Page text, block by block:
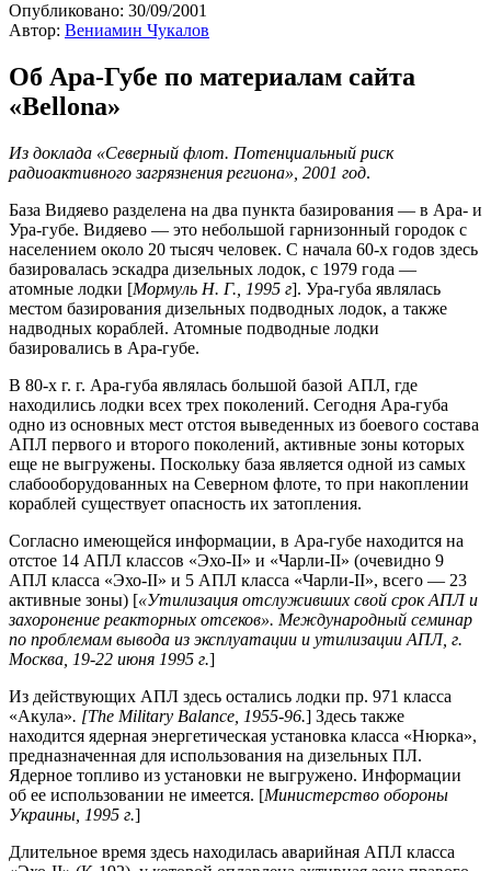
Опубликовано: 30/09/2001
Автор: Вениамин Чукалов
Об Ара-Губе по материалам сайта
«Bellona»
Из доклада «Северный флот. Потенциальный риск
радиоактивного загрязнения региона», 2001 год.
База Видяево разделена на два пункта базирования — в Ара- и
Ура-губе. Видяево — это небольшой гарнизонный городок с
населением около 20 тысяч человек. С начала 60-х годов здесь
базировалась эскадра дизельных лодок, с 1979 года —
атомные лодки [Мормуль Н. Г., 1995 г]. Ура-губа являлась
местом базирования дизельных подводных лодок, а также
надводных кораблей. Атомные подводные лодки
базировались в Ара-губе.
В 80-х г. г. Ара-губа являлась большой базой АПЛ, где
находились лодки всех трех поколений. Сегодня Ара-губа
одно из основных мест отстоя выведенных из боевого состава
АПЛ первого и второго поколений, активные зоны которых
еще не выгружены. Поскольку база является одной из самых
слабооборудованных на Северном флоте, то при накоплении
кораблей существует опасность их затопления.
Согласно имеющейся информации, в Ара-губе находится на
отстое 14 АПЛ классов «Эхо-II» и «Чарли-II» (очевидно 9
АПЛ класса «Эхо-II» и 5 АПЛ класса «Чарли-II», всего — 23
активные зоны) [«Утилизация отслуживших свой срок АПЛ и
захоронение реакторных отсеков». Международный семинар
по проблемам вывода из эксплуатации и утилизации АПЛ, г.
Москва, 19-22 июня 1995 г.]
Из действующих АПЛ здесь остались лодки пр. 971 класса
«Акула». [The Military Balance, 1955-96.] Здесь также
находится ядерная энергетическая установка класса «Нюрка»,
предназначенная для использования на дизельных ПЛ.
Ядерное топливо из установки не выгружено. Информации
об ее использовании не имеется. [Министерство обороны
Украины, 1995 г.]
Длительное время здесь находилась аварийная АПЛ класса